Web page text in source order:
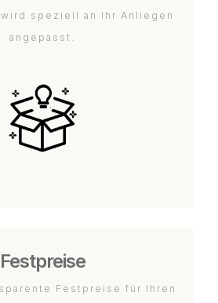
speziell an Ihr Anliegen
angepasst.
Festpreise
Festpreise für Ihren